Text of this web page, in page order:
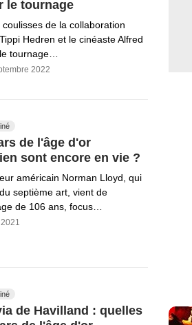
le tournage
de la collaboration
Hedren et le cinéaste Alfred
tournage…
2022
de l'âge d'or
sont encore en vie ?
américain Norman Lloyd, qui
septième art, vient de
de 106 ans, focus…
de Havilland : quelles